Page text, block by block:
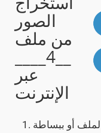
الصور
من ملف
عبر
الإنترنت
أو ببساطة